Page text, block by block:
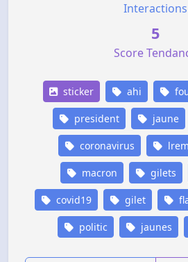
Interactions
5
Score
sticker ahi
president jaune
coronavirus lrem
macron gilets
covid19 gilet
politic jaunes